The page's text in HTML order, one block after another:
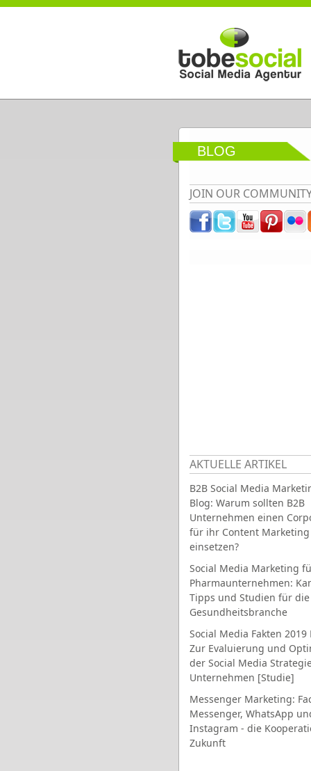
Direkt zum Inhalt
BLOG
JOIN OUR
AKTUELLE ARTIKEL
B2B Social Media
Blog: Warum sollten B2B
Unternehmen einen
für ihr Content Marketing
einsetzen?
Social Media Marketing
Pharmaunternehmen:
Tipps und Studien für die
Gesundheitsbranche
Social Media Fakten 2019
Zur Evaluierung und
der Social Media
Unternehmen [Studie]
Messenger Marketing:
Messenger, WhatsApp
Instagram - die
Zukunft